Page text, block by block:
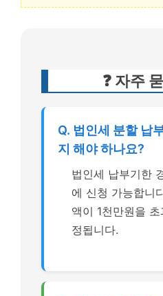
❓ 자주
Q. 법인세 분할 납
지 해야 하나요?
법인세 납부기한
에 신청 가능합니
액이 1천만원을
정됩니다.